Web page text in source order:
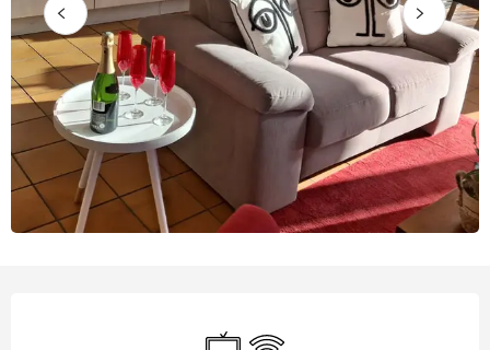
Télévision
WiFi